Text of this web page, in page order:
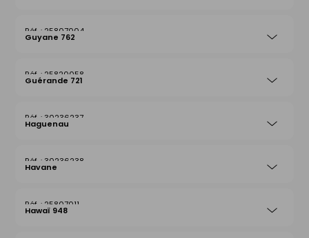
25807004
Guyane 762
25820058
Guérande 721
30236237
Haguenau
30236238
Havane
25807011
Hawaï 948